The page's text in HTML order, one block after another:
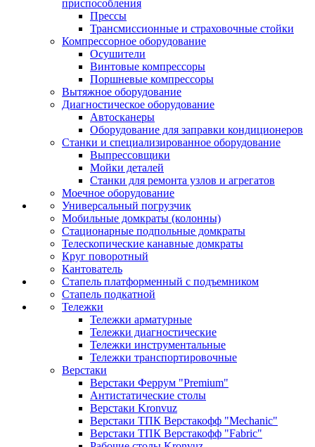
приспособления
Прессы
Трансмиссионные и страховочные стойки
Компрессорное оборудование
Осушители
Винтовые компрессоры
Поршневые компрессоры
Вытяжное оборудование
Диагностическое оборудование
Автосканеры
Оборудование для заправки кондиционеров
Станки и специализированное оборудование
Выпрессовщики
Мойки деталей
Станки для ремонта узлов и агрегатов
Моечное оборудование
Универсальный погрузчик
Мобильные домкраты (колонны)
Стационарные подпольные домкраты
Телескопические канавные домкраты
Круг поворотный
Кантователь
Стапель платформенный с подъемником
Стапель подкатной
Тележки
Тележки арматурные
Тележки диагностические
Тележки инструментальные
Тележки транспортировочные
Верстаки
Верстаки Феррум "Premium"
Антистатические столы
Верстаки Kronvuz
Верстаки ТПК Верстакофф "Mechanic"
Верстаки ТПК Верстакофф "Fabric"